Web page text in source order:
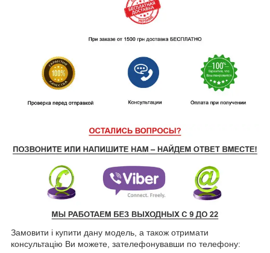
Замовити і купити дану модель, а також отримати
консультацію Ви можете, зателефонувавши по телефону: